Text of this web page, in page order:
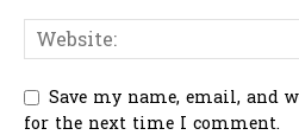
Save my name, email, and
for the next time I comment.